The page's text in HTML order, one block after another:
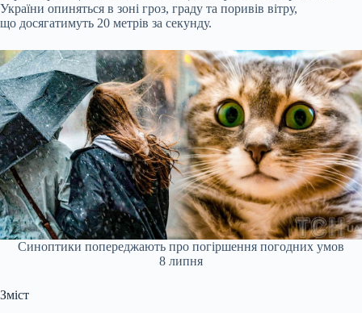
України опиняться в зоні гроз, граду та поривів вітру,
що досягатимуть 20 метрів за секунду.
Синоптики попереджають про погіршення погодних умов
8 липня
Зміст